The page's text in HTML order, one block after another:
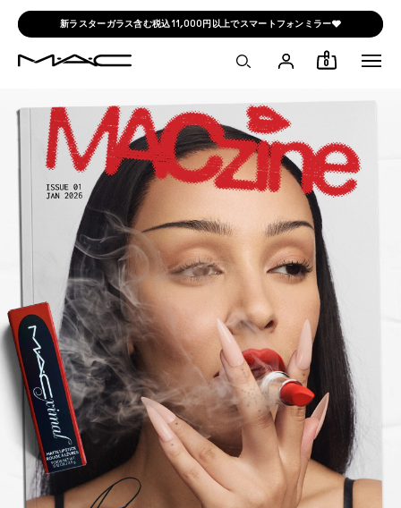
新ラスターガラス含む税込11,000円以上でスマートフォンミラー🩶
0